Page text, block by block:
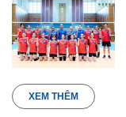
XEM THÊM